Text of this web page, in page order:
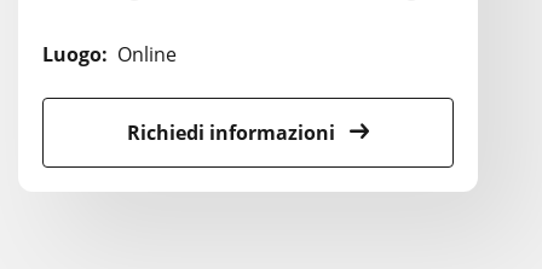
Luogo: Online
Richiedi informazioni